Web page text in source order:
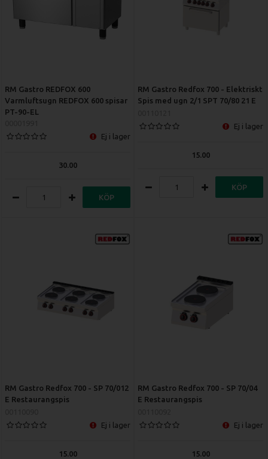
RM Gastro REDFOX 600
Varmluftsugn REDFOX 600 spisar
PT-90-EL
Ej i lager
30.00
KÖP
RM Gastro Redfox 700 - Elektriskt
Spis med ugn 2/1 SPT 70/80 21 E
Ej i lager
15.00
KÖP
RM Gastro Redfox 700 - SP 70/012
E Restaurangspis
Ej i lager
15.00
RM Gastro Redfox 700 - SP 70/04
E Restaurangspis
Ej i lager
15.00